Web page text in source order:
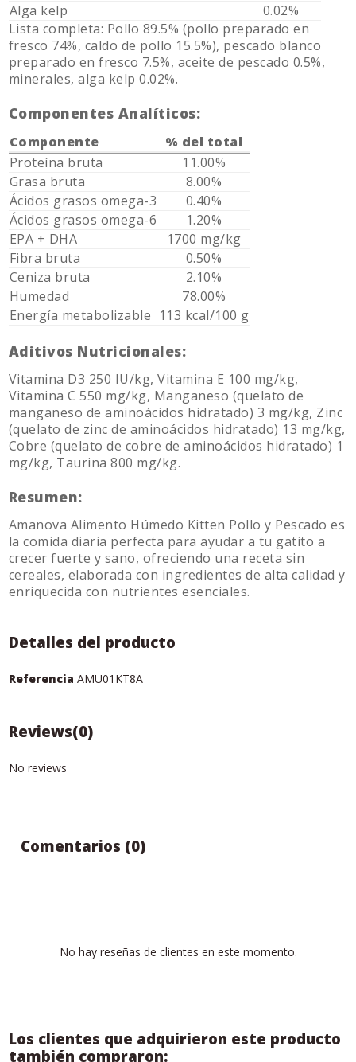
Alga kelp
0.02%
Lista completa: Pollo 89.5% (pollo preparado en
fresco 74%, caldo de pollo 15.5%), pescado blanco
preparado en fresco 7.5%, aceite de pescado 0.5%,
minerales, alga kelp 0.02%.
Componentes Analíticos:
Componente
% del total
Proteína bruta
11.00%
Grasa bruta
8.00%
Ácidos grasos omega-3
0.40%
Ácidos grasos omega-6
1.20%
EPA + DHA
1700 mg/kg
Fibra bruta
0.50%
Ceniza bruta
2.10%
Humedad
78.00%
Energía metabolizable 113 kcal/100 g
Aditivos Nutricionales:
Vitamina D3 250 IU/kg, Vitamina E 100 mg/kg,
Vitamina C 550 mg/kg, Manganeso (quelato de
manganeso de aminoácidos hidratado) 3 mg/kg, Zinc
(quelato de zinc de aminoácidos hidratado) 13 mg/kg,
Cobre (quelato de cobre de aminoácidos hidratado) 1
mg/kg, Taurina 800 mg/kg.
Resumen:
Amanova Alimento Húmedo Kitten Pollo y Pescado es
la comida diaria perfecta para ayudar a tu gatito a
crecer fuerte y sano, ofreciendo una receta sin
cereales, elaborada con ingredientes de alta calidad y
enriquecida con nutrientes esenciales.
Detalles del producto
Referencia AMU01KT8A
Reviews(0)
No reviews
Comentarios (0)
No hay reseñas de clientes en este momento.
Los clientes que adquirieron este producto
también compraron: